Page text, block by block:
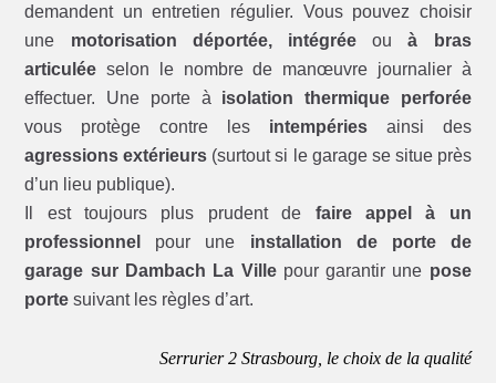
demandent un entretien régulier. Vous pouvez choisir
une motorisation déportée, intégrée ouà bras
articulée selon le nombre de manœuvre journalier à
effectuer. Une porte à isolation thermique perforée
vous protège contre les intempériesainsi des
agressions extérieurs (surtout si le garage se situe près
d’un lieu publique).
Il est toujours plus prudent de faire appel à un
professionnel
pour une installation de porte de
garage sur Dambach La Villepour garantir une pose
porte suivant les règles d’art.
Serrurier 2 Strasbourg, le choix de la qualité